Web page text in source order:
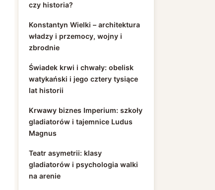
czy historia?
Konstantyn Wielki – architektura
władzy i przemocy, wojny i
zbrodnie
Świadek krwi i chwały: obelisk
watykański i jego cztery tysiące
lat historii
Krwawy biznes Imperium: szkoły
gladiatorów i tajemnice Ludus
Magnus
Teatr asymetrii: klasy
gladiatorów i psychologia walki
na arenie